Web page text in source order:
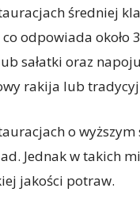
średniej
co odpowiada około
sałatki oraz
rakija lub
o
Jednak w takich
jakości potraw.